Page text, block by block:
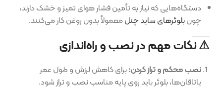
دستگاه‌هایی که نیاز به تأمین فشار هوای تمیز و خشک دارند،
چونبلوئرهای ساید چنلمعمولاً بدون روغن کار می‌کنند.
⚠ نکات مهم در نصب و راه‌اندازی
نصب محکم و تراز کردن:برای کاهش لرزش و طول عمر
یاتاقان‌ها، بلوئر باید روی پایه مناسب نصب و تراز شود.